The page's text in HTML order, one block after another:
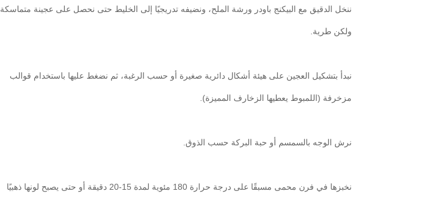
ننخل الدقيق مع البيكنج باودر ورشة الملح، ونضيفه تدريجيًا إلى الخليط حتى نحصل على عجينة متماسكة
ولكن طرية.
نبدأ بتشكيل العجين على هيئة أشكال دائرية صغيرة أو حسب الرغبة، ثم نضغط عليها باستخدام قوالب
مزخرفة (اللمبوط يعطيها الزخارف المميزة).
نرش الوجه بالسمسم أو حبة البركة حسب الذوق.
نخبزها في فرن محمى مسبقًا على درجة حرارة 180 مئوية لمدة 15-20 دقيقة أو حتى يصبح لونها ذهبيًا